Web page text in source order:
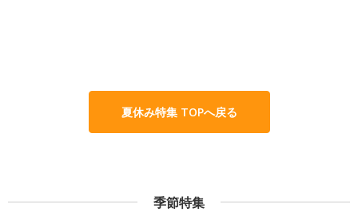
夏休み特集 TOPへ戻る
季節特集